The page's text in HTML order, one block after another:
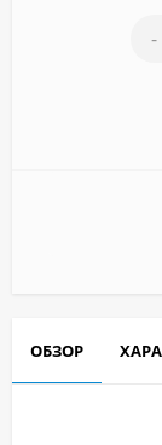
-
ОБЗОР